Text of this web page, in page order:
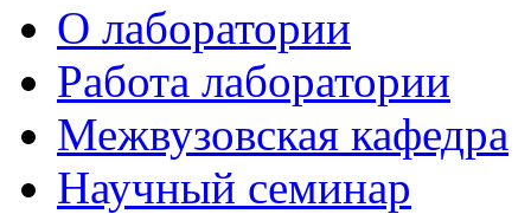
О лаборатории
Работа лаборатории
Межвузовская кафедра
Научный семинар